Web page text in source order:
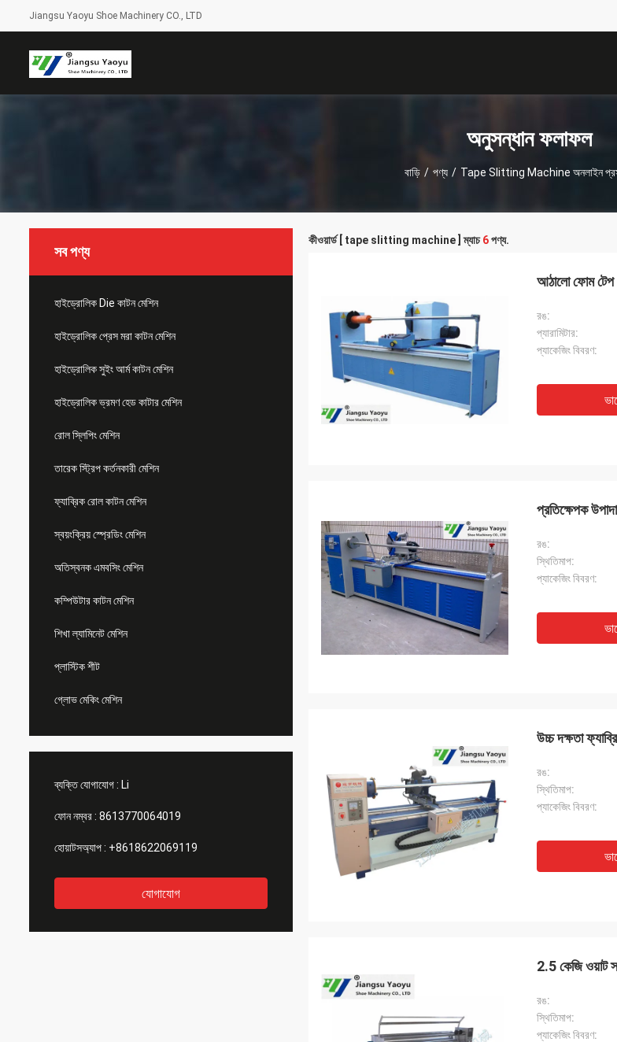
Jiangsu Yaoyu Shoe Machinery CO., LTD
অনুসন্ধান ফলাফল
বাড়ি / পণ্য / Tape Slitting Machine অনলাইন
সব পণ্য
হাইড্রোলিক Die কাটন মেশিন
হাইড্রোলিক প্রেস মরা কাটন মেশিন
হাইড্রোলিক সুইং আর্ম কাটন মেশিন
হাইড্রোলিক ভ্রমণ হেড কাটার মেশিন
রোল স্লিপিং মেশিন
তারেক স্ট্রিপ কর্তনকারী মেশিন
ফ্যাব্রিক রোল কাটন মেশিন
স্বয়ংক্রিয় স্প্রেডিং মেশিন
অতিস্বনক এমবসিং মেশিন
কম্পিউটার কাটন মেশিন
শিখা ল্যামিনেট মেশিন
প্লাস্টিক শীট
গ্লোভ মেকিং মেশিন
ব্যক্তি যোগাযোগ : Li
ফোন নম্বর : 8613770064019
হোয়াটসঅ্যাপ : +8618622069119
যোগাযোগ
কীওয়ার্ড [ tape slitting machine ] ম্যাচ6পণ্য.
আঠালো ফোম টেপ
রঙ:
প্যারামিটার:
প্যাকেজিং বিবরণ:
প্রতিক্ষেপক
রঙ:
স্থিতিমাপ:
প্যাকেজিং বিবরণ:
উচ্চ দক্ষতা
রঙ:
স্থিতিমাপ:
প্যাকেজিং বিবরণ:
2.5 কেজি ওয়াট
রঙ:
স্থিতিমাপ:
প্যাকেজিং বিবরণ: